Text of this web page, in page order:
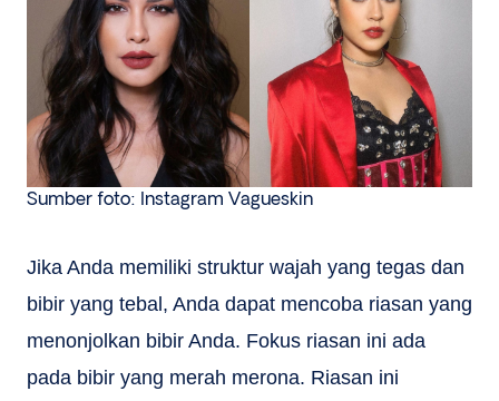
Sumber foto: Instagram Vagueskin
Jika Anda memiliki struktur wajah yang tegas dan
bibir yang tebal, Anda dapat mencoba riasan yang
menonjolkan bibir Anda. Fokus riasan ini ada
pada bibir yang merah merona. Riasan ini